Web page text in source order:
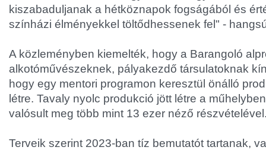
kiszabaduljanak a hétköznapok fogságából és
színházi élményekkel töltődhessenek fel" -
A közleményben kiemelték, hogy a Barangoló
alkotóművészeknek, pályakezdő társulatoknak
hogy egy mentori programon keresztül önálló
létre. Tavaly nyolc produkció jött létre a
valósult meg több mint 13 ezer néző
Terveik szerint 2023-ban tíz bemutatót tartanak,